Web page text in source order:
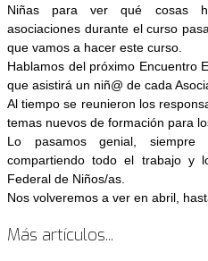
Niñas para ver qué cosas
asociaciones durante el curso
que vamos a hacer este curso.
Hablamos del próximo Encuentro
que asistirá un niñ@ de cada
Al tiempo se reunieron los
temas nuevos de formación para
Lo pasamos genial,
compartiendo todo el trabajo y
Federal de Niños/as.
Nos volveremos a ver en abril,
Más artículos...